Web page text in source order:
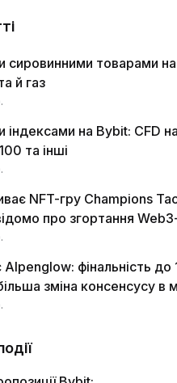
сировинними товарами
й газ
індексами на Bybit: CFD на
та інші
NFT-гру Champions
про згортання
Alpenglow: фінальність до
зміна консенсусу в